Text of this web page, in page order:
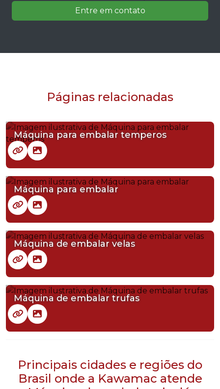
Entre em contato
Páginas relacionadas
Máquina para embalar temperos
Máquina para embalar
Máquina de embalar velas
Máquina de embalar trufas
Principais cidades e regiões do
Brasil onde a Kawamac atende